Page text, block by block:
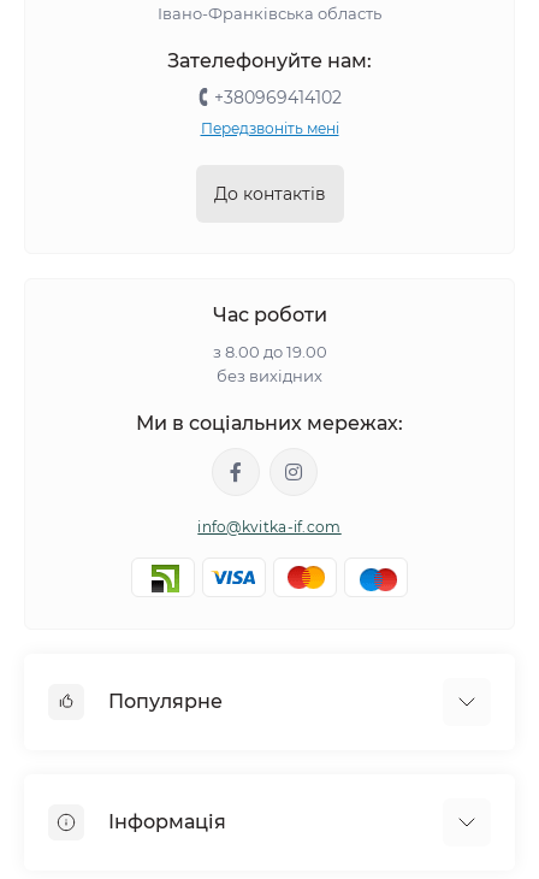
Івано-Франківська область
Зателефонуйте нам:
+380969414102
Передзвоніть мені
До контактів
Час роботи
з 8.00 до 19.00
без вихідних
Ми в соціальних мережах:
info@kvitka-if.com
Популярне
Вазони
Інформація